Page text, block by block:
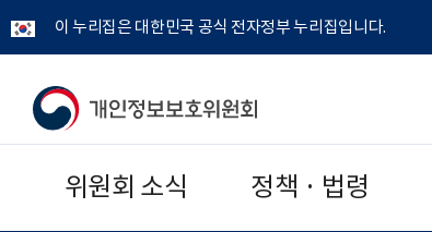
이 누리집은 대한민국 공식 전자정부 누리집입니다.
개
위원회 소식 정책 · 법령